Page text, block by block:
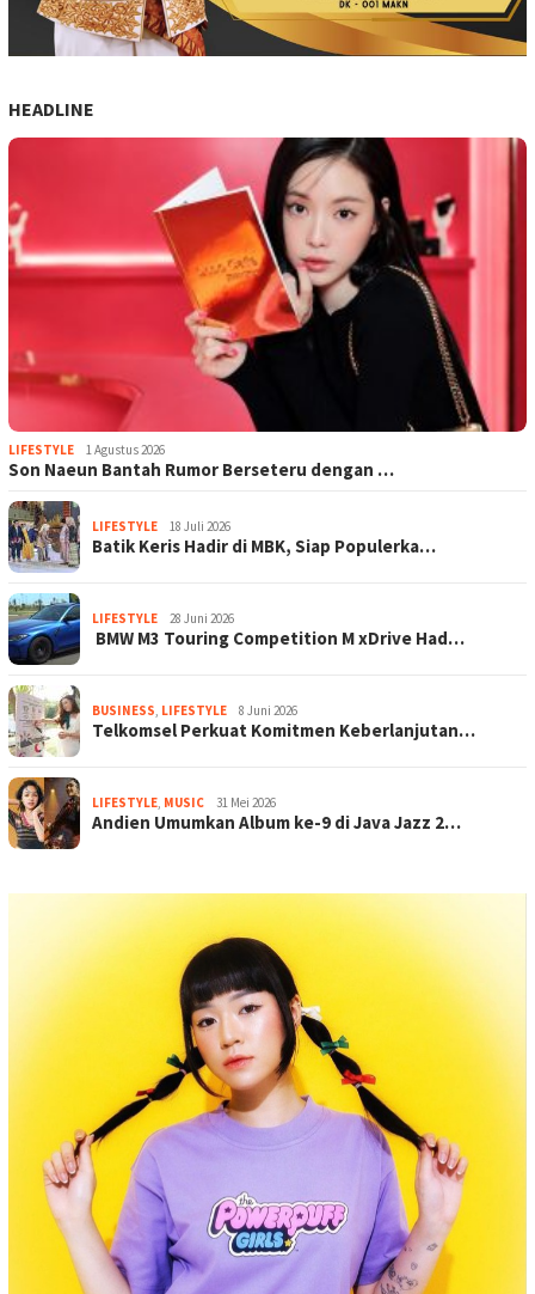
HEADLINE
LIFESTYLE 1 Agustus 2026
Son Naeun Bantah Rumor Berseteru dengan …
LIFESTYLE 18 Juli 2026
Batik Keris Hadir di MBK, Siap Populerka…
LIFESTYLE 28 Juni 2026
BMW M3 Touring Competition M xDrive Had…
BUSINESS, LIFESTYLE 8 Juni 2026
Telkomsel Perkuat Komitmen Keberlanjutan…
LIFESTYLE, MUSIC 31 Mei 2026
Andien Umumkan Album ke-9 di Java Jazz 2…